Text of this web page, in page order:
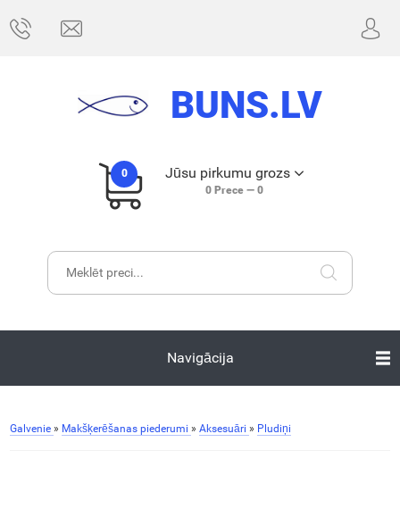
BUNS.LV
0 Jūsu pirkumu grozs
0Prece — 0
Navigācija
Galvenie » Makšķerēšanas piederumi » Aksesuāri » Pludiņi